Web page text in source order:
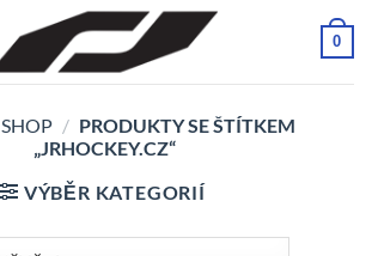
0
SHOP / PRODUKTY SE ŠTÍTKEM
„JRHOCKEY.CZ“
VÝBĚR KATEGORIÍ